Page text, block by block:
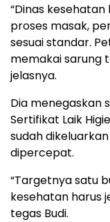
“Dinas
proses masak,
sesuai standar.
memakai sarung
jelasnya.
Dia menegaskan
Sertifikat Laik
sudah
dipercepat.
“Targetnya satu
kesehatan harus
tegas Budi.